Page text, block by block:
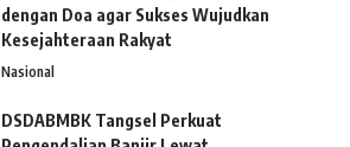
dengan Doa agar Sukses Wujudkan
Kesejahteraan Rakyat
Nasional
DSDABMBK Tangsel Perkuat